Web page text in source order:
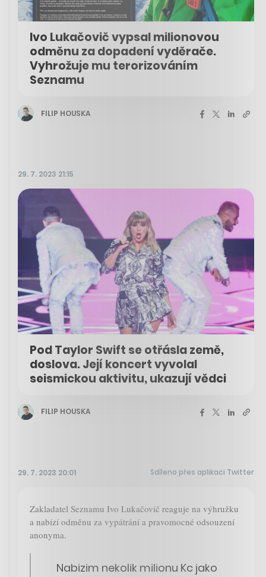
Ivo Lukačovič vypsal milionovou
odměnu za dopadení vyděrače.
Vyhrožuje mu terorizováním
Seznamu
FILIP HOUSKA
29. 7. 2023 21:15
Pod Taylor Swift se otřásla země,
doslova. Její koncert vyvolal
seismickou aktivitu, ukazují vědci
FILIP HOUSKA
29. 7. 2023 20:01 Sdíleno přes aplikaci Twitter
Zakladatel Seznamu Ivo Lukačovič reaguje na výhružku
a nabízí odměnu za vypátrání a pravomocné odsouzení
anonyma.
Nabizim nekolik milionu Kc jako